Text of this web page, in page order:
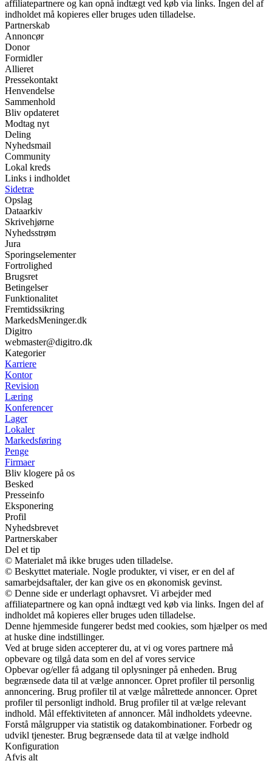
affiliatepartnere og kan opnå indtægt ved køb via links. Ingen del af
indholdet må kopieres eller bruges uden tilladelse.
Partnerskab
Annoncør
Donor
Formidler
Allieret
Pressekontakt
Henvendelse
Sammenhold
Bliv opdateret
Modtag nyt
Deling
Nyhedsmail
Community
Lokal kreds
Links i indholdet
Sidetræ
Opslag
Dataarkiv
Skrivehjørne
Nyhedsstrøm
Jura
Sporingselementer
Fortrolighed
Brugsret
Betingelser
Funktionalitet
Fremtidssikring
MarkedsMeninger.dk
Digitro
webmaster@digitro.dk
Kategorier
Karriere
Kontor
Revision
Læring
Konferencer
Lager
Lokaler
Markedsføring
Penge
Firmaer
Bliv klogere på os
Besked
Presseinfo
Eksponering
Profil
Nyhedsbrevet
Partnerskaber
Del et tip
© Materialet må ikke bruges uden tilladelse.
© Beskyttet materiale. Nogle produkter, vi viser, er en del af
samarbejdsaftaler, der kan give os en økonomisk gevinst.
© Denne side er underlagt ophavsret. Vi arbejder med
affiliatepartnere og kan opnå indtægt ved køb via links. Ingen del af
indholdet må kopieres eller bruges uden tilladelse.
Denne hjemmeside fungerer bedst med cookies, som hjælper os med
at huske dine indstillinger.
Ved at bruge siden accepterer du, at vi og vores partnere må
opbevare og tilgå data som en del af vores service
Opbevar og/eller få adgang til oplysninger på enheden. Brug
begrænsede data til at vælge annoncer. Opret profiler til personlig
annoncering. Brug profiler til at vælge målrettede annoncer. Opret
profiler til personligt indhold. Brug profiler til at vælge relevant
indhold. Mål effektiviteten af annoncer. Mål indholdets ydeevne.
Forstå målgrupper via statistik og datakombinationer. Forbedr og
udvikl tjenester. Brug begrænsede data til at vælge indhold
Konfiguration
Afvis alt